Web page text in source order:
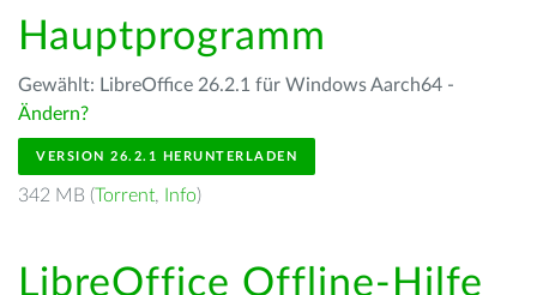
Hauptprogramm
Gewählt: LibreOffice 26.2.1 für Windows Aarch64 -
Ändern?
VERSION 26.2.1 HERUNTERLADEN
342 MB (Torrent, Info)
LibreOffice Offline-Hilfe